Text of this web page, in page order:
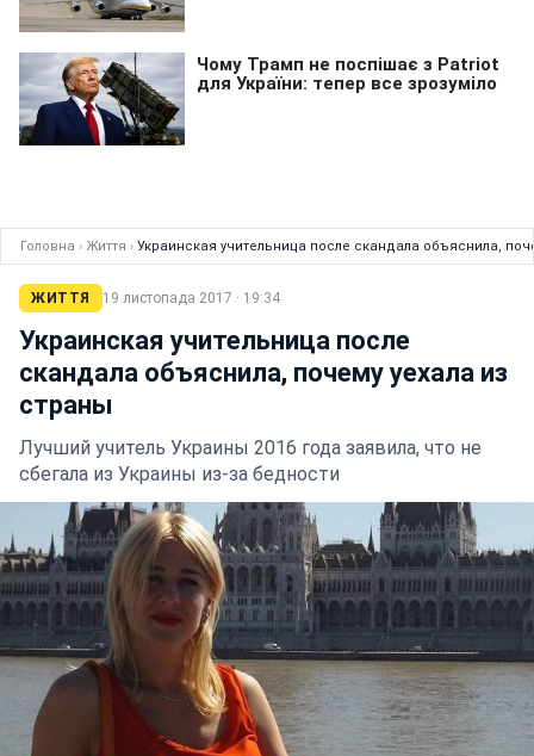
Головна › Життя › Украинская учительница после скандала объяснила,
ЖИТТЯ 19 листопада 2017 · 19:34
Украинская учительница после
скандала объяснила, почему уехала из
страны
Лучший учитель Украины 2016 года заявила, что не
сбегала из Украины из-за бедности